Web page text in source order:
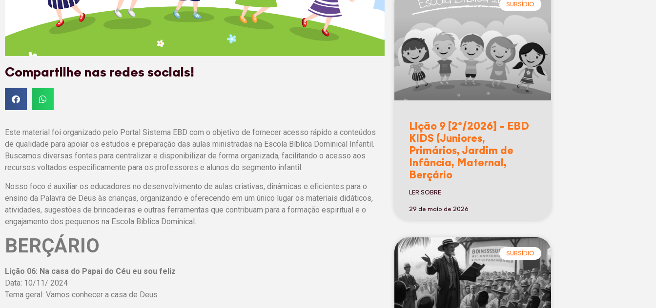
Compartilhe nas redes sociais!
Este material foi organizado pelo Portal Sistema EBD com o objetivo de fornecer acesso rápido a conteúdos
de qualidade para apoiar os estudos e preparação das aulas ministradas na Escola Bíblica Dominical Infantil.
Buscamos diversas fontes para centralizar e disponibilizar de forma organizada, facilitando o acesso aos
recursos voltados especificamente para os professores e alunos do segmento infantil.
Nosso foco é auxiliar os educadores no desenvolvimento de aulas criativas, dinâmicas e eficientes para o
ensino da Palavra de Deus às crianças, organizando e oferecendo em um único lugar os materiais didáticos,
atividades, sugestões de brincadeiras e outras ferramentas que contribuam para a formação espiritual e o
engajamento dos pequenos na Escola Bíblica Dominical.
BERÇÁRIO
Lição 06: Na casa do Papai do Céu eu sou feliz
Data: 10/11/ 2024
Tema geral: Vamos conhecer a casa de Deus
SUBSÍDIO
Lição 9 [2º/2026] – EBD
KIDS (Juniores,
Primários, Jardim de
Infância, Maternal,
Berçário
LER SOBRE
29 de maio de 2026
SUBSÍDIO